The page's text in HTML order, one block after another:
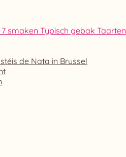
smaken Typisch gebak Taarten
de Nata in Brussel